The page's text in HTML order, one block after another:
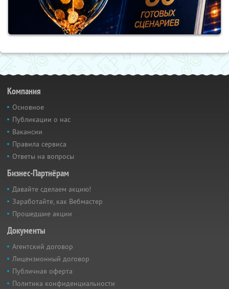
Компания
Основное
Публикации о нас
Вакансии
Правила сервиса
Ответы на вопросы
Бизнес-Партнёрам
Давайте сделаем акцию!
Заработайте, как Вебмастер
Прошедшие акции
Документы
Агентский договор
Лицензионный договор
Публичная оферта
Политика конфиденциальности